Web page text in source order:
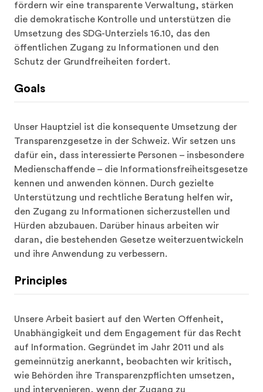
fördern wir eine transparente Verwaltung, stärken
die demokratische Kontrolle und unterstützen die
Umsetzung des SDG-Unterziels 16.10, das den
öffentlichen Zugang zu Informationen und den
Schutz der Grundfreiheiten fordert.
Goals
Unser Hauptziel ist die konsequente Umsetzung der
Transparenzgesetze in der Schweiz. Wir setzen uns
dafür ein, dass interessierte Personen – insbesondere
Medienschaffende – die Informationsfreiheitsgesetze
kennen und anwenden können. Durch gezielte
Unterstützung und rechtliche Beratung helfen wir,
den Zugang zu Informationen sicherzustellen und
Hürden abzubauen. Darüber hinaus arbeiten wir
daran, die bestehenden Gesetze weiterzuentwickeln
und ihre Anwendung zu verbessern.
Principles
Unsere Arbeit basiert auf den Werten Offenheit,
Unabhängigkeit und dem Engagement für das Recht
auf Information. Gegründet im Jahr 2011 und als
gemeinnützig anerkannt, beobachten wir kritisch,
wie Behörden ihre Transparenzpflichten umsetzen,
und intervenieren, wenn der Zugang zu